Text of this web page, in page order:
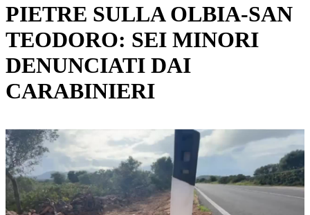
PIETRE SULLA OLBIA-SAN
TEODORO: SEI MINORI
DENUNCIATI DAI
CARABINIERI